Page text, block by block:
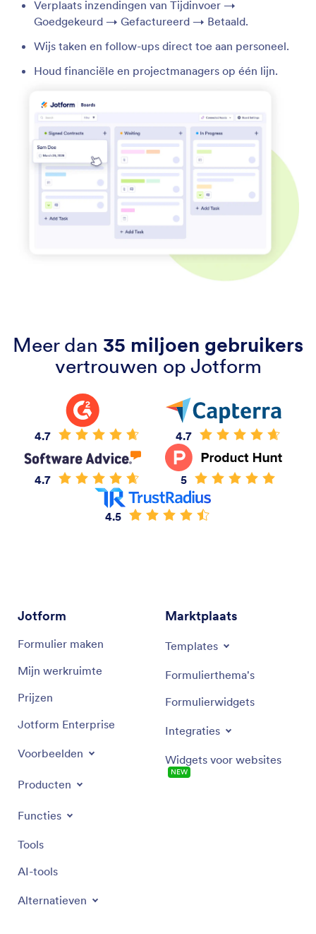
Verplaats inzendingen van Tijdinvoer →
Goedgekeurd → Gefactureerd → Betaald.
Wijs taken en follow-ups direct toe aan personeel.
Houd financiële en projectmanagers op één lijn.
Meer dan 35 miljoen gebruikers
vertrouwen op Jotform
4.7 4.7
4.7 5
4.5
Jotform
Formulier maken
Mijn werkruimte
Prijzen
Jotform Enterprise
Voorbeelden
Producten
Functies
Tools
AI-tools
Alternatieven
Marktplaats
Templates
Formulierthema's
Formulierwidgets
Integraties
Widgets voor websites
NEW